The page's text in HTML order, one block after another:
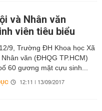
và Nhân văn
viên tiêu biểu
9, Trường ĐH Khoa học Xã
Nhân văn (ĐHQG TP.HCM)
60 gương mặt cựu sinh...
12:11 | 13/09/2017